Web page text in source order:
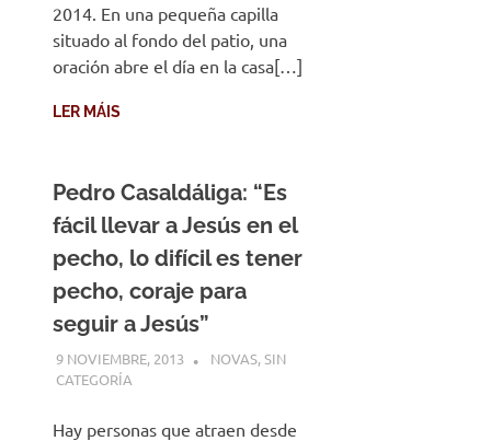
2014. En una pequeña capilla
situado al fondo del patio, una
oración abre el día en la casa[…]
LER MÁIS
Pedro Casaldáliga: “Es
fácil llevar a Jesús en el
pecho, lo difícil es tener
pecho, coraje para
seguir a Jesús”
9 NOVIEMBRE, 2013 DESARROLLO
NOVAS,SIN
CATEGORÍA
Hay personas que atraen desde